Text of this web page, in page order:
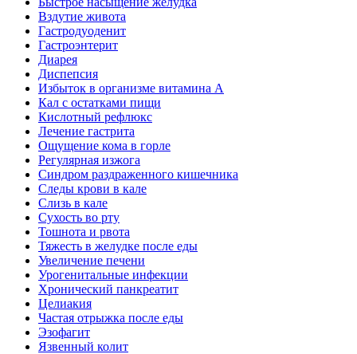
Вздутие живота
Гастродуоденит
Гастроэнтерит
Диарея
Диспепсия
Избыток в организме витамина А
Кал с остатками пищи
Кислотный рефлюкс
Лечение гастрита
Ощущение кома в горле
Регулярная изжога
Синдром раздраженного кишечника
Следы крови в кале
Слизь в кале
Сухость во рту
Тошнота и рвота
Тяжесть в желудке после еды
Увеличение печени
Урогенитальные инфекции
Хронический панкреатит
Целиакия
Частая отрыжка после еды
Эзофагит
Язвенный колит